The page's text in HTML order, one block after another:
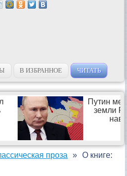
В ИЗБРАННОЕ ЧИТАТЬ
проза
О книге: